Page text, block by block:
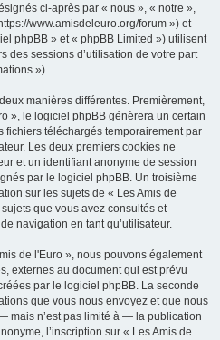
ci-après par « nous », « notre »,
www.amisdeleuro.org/forum ») et
phpBB » et « phpBB Limited ») utilisent
des sessions d’utilisation de votre part
»).
manières différentes. Premièrement,
», le logiciel phpBB génèrera un certain
fichiers téléchargés temporairement par
Les deux premiers cookies ne
et un identifiant anonyme de session
par le logiciel phpBB. Un troisième
sur les sujets de « Les Amis de
que vous avez consultés et
navigation en tant qu’utilisateur.
de l'Euro », nous pouvons également
externes au document qui est prévu
par le logiciel phpBB. La seconde
que vous nous envoyez et que nous
mais n’est pas limité à — la publication
l’inscription sur « Les Amis de